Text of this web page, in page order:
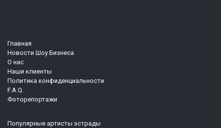
Главная
Новости Шоу Бизнеса
О нас
Наши клиенты
Политика конфиденциальности
F.A.Q.
Фоторепортажи
Популярные артисты эстрады